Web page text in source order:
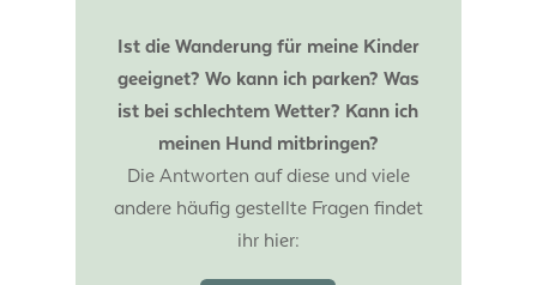
Ist die Wanderung für meine Kinder
geeignet? Wo kann ich parken? Was
ist bei schlechtem Wetter? Kann ich
meinen Hund mitbringen?
Die Antworten auf diese und viele
andere häufig gestellte Fragen findet
ihr hier: